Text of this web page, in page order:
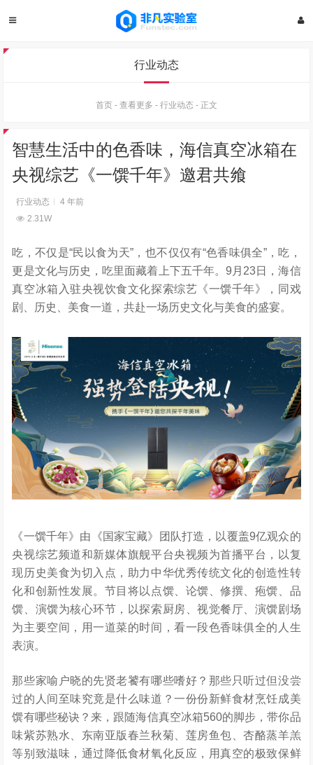
行业动态
首页 - 查看更多 - 行业动态 - 正文
智慧生活中的色香味，海信真空冰箱在
央视综艺《一馔千年》邀君共飨
行业动态
4 年前
2.31W
吃，不仅是“民以食为天”，也不仅仅有“色香味俱全”，吃，
更是文化与历史，吃里面藏着上下五千年。9月23日，海信
真空冰箱入驻央视饮食文化探索综艺《一馔千年》，同戏
剧、历史、美食一道，共赴一场历史文化与美食的盛宴。
《一馔千年》由《国家宝藏》团队打造，以覆盖9亿观众的
央视综艺频道和新媒体旗舰平台央视频为首播平台，以复
现历史美食为切入点，助力中华优秀传统文化的创造性转
化和创新性发展。节目将以点馔、论馔、修撰、疱馔、品
馔、演馔为核心环节，以探索厨房、视觉餐厅、演馔剧场
为主要空间，用一道菜的时间，看一段色香味俱全的人生
表演。
那些家喻户晓的先贤老饕有哪些嗜好？那些只听过但没尝
过的人间至味究竟是什么味道？一份份新鲜食材烹饪成美
馔有哪些秘诀？来，跟随海信真空冰箱560的脚步，带你品
味紫苏熟水、东南亚版春兰秋菊、莲房鱼包、杏酪蒸羊羔
等别致滋味，通过降低食材氧化反应，用真空的极致保鲜